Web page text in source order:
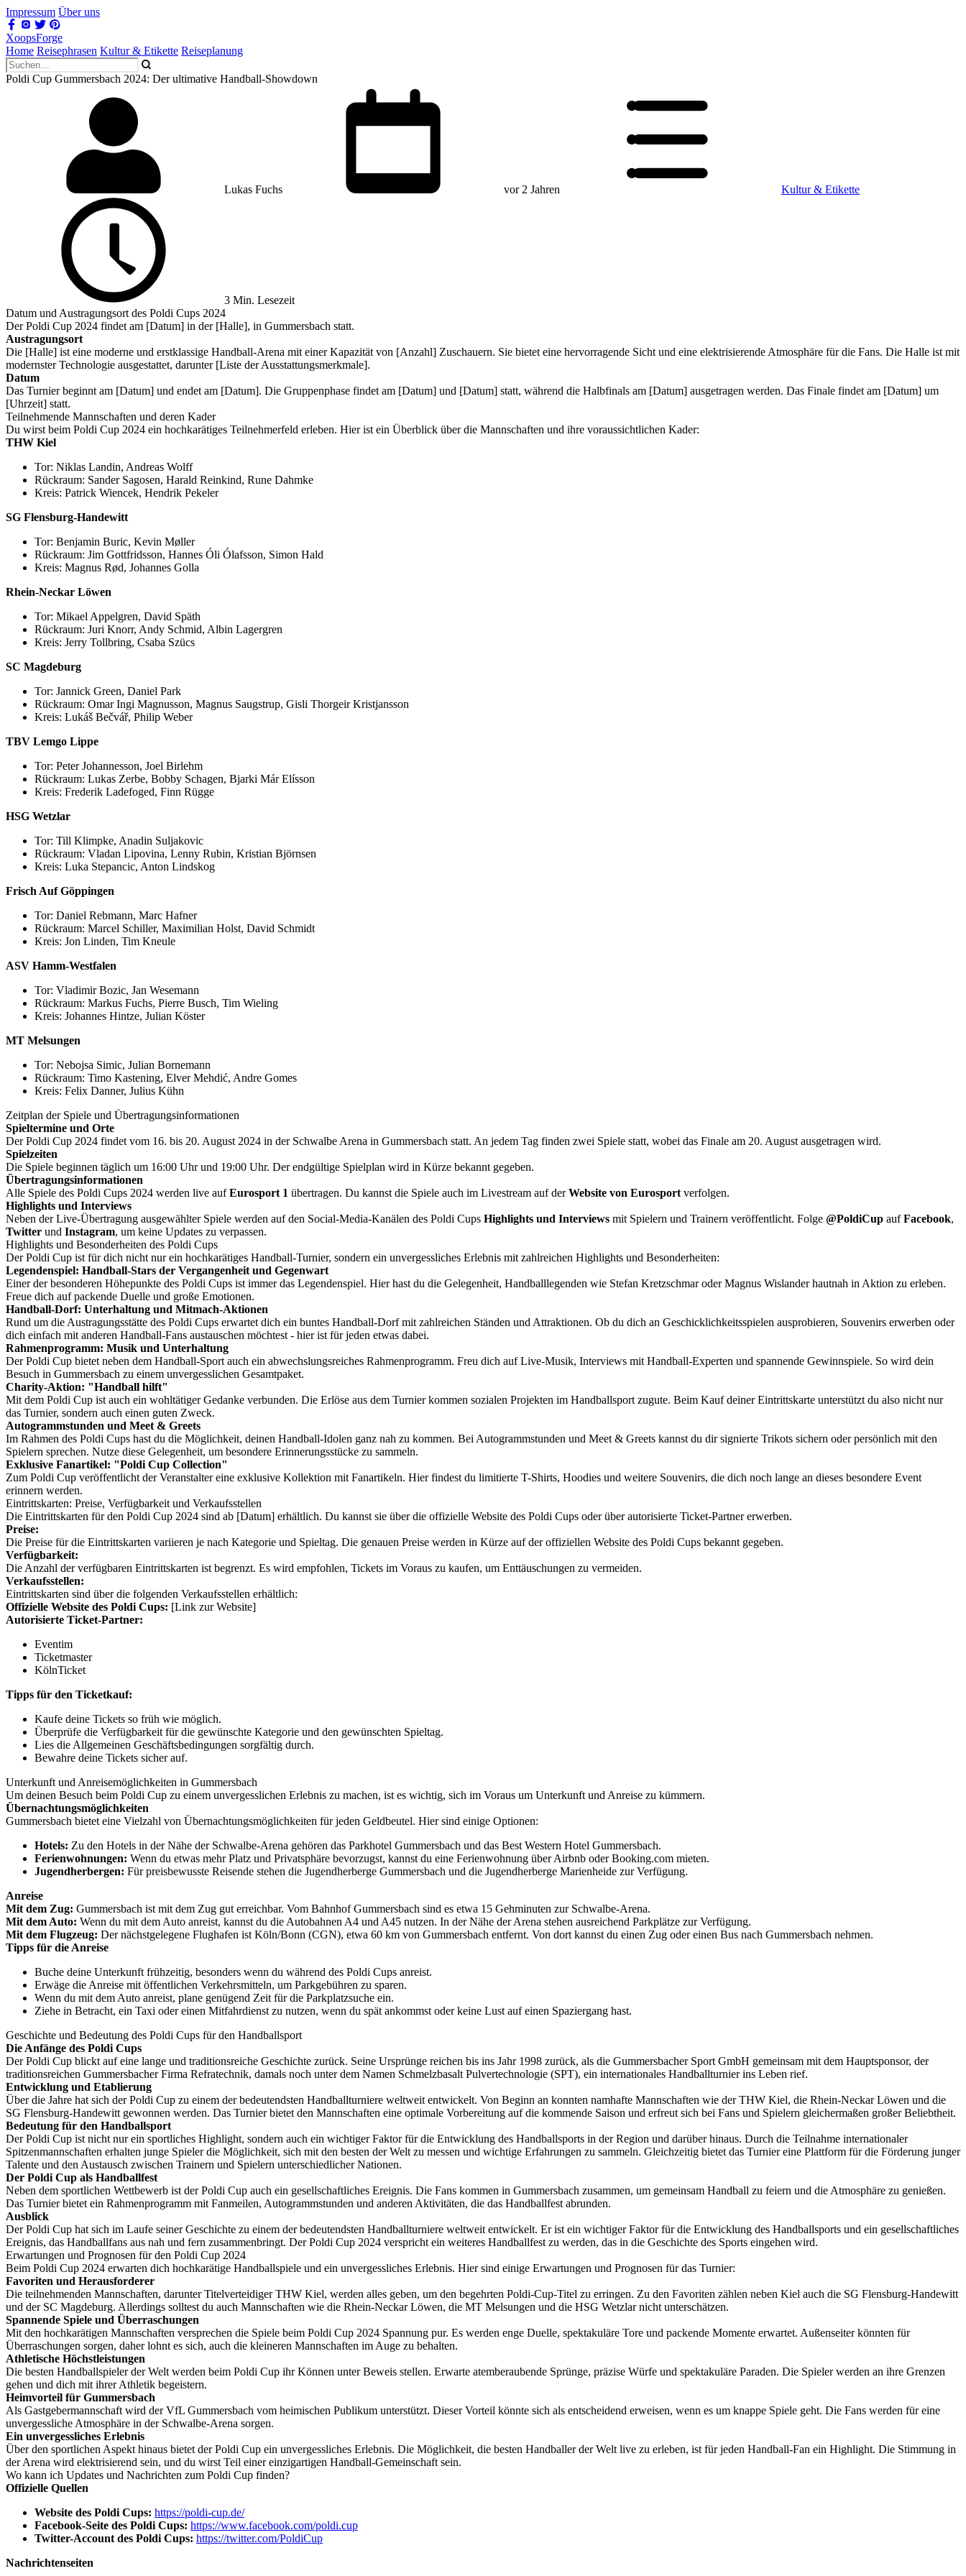
Impressum Über uns
XoopsForge
Home Reisephrasen Kultur & Etikette Reiseplanung
Poldi Cup Gummersbach 2024: Der ultimative Handball-Showdown
Lukas Fuchs vor 2 Jahren Kultur & Etikette
3 Min. Lesezeit
Datum und Austragungsort des Poldi Cups 2024
Der Poldi Cup 2024 findet am [Datum] in der [Halle], in Gummersbach statt.
Austragungsort
Die [Halle] ist eine moderne und erstklassige Handball-Arena mit einer Kapazität von [Anzahl] Zuschauern. Sie bietet eine hervorragende Sicht und eine elektrisierende Atmosphäre für die Fans. Die Halle ist mit
modernster Technologie ausgestattet, darunter [Liste der Ausstattungsmerkmale].
Datum
Das Turnier beginnt am [Datum] und endet am [Datum]. Die Gruppenphase findet am [Datum] und [Datum] statt, während die Halbfinals am [Datum] ausgetragen werden. Das Finale findet am [Datum] um
[Uhrzeit] statt.
Teilnehmende Mannschaften und deren Kader
Du wirst beim Poldi Cup 2024 ein hochkarätiges Teilnehmerfeld erleben. Hier ist ein Überblick über die Mannschaften und ihre voraussichtlichen Kader:
THW Kiel
Tor: Niklas Landin, Andreas Wolff
Rückraum: Sander Sagosen, Harald Reinkind, Rune Dahmke
Kreis: Patrick Wiencek, Hendrik Pekeler
SG Flensburg-Handewitt
Tor: Benjamin Buric, Kevin Møller
Rückraum: Jim Gottfridsson, Hannes Óli Ólafsson, Simon Hald
Kreis: Magnus Rød, Johannes Golla
Rhein-Neckar Löwen
Tor: Mikael Appelgren, David Späth
Rückraum: Juri Knorr, Andy Schmid, Albin Lagergren
Kreis: Jerry Tollbring, Csaba Szücs
SC Magdeburg
Tor: Jannick Green, Daniel Park
Rückraum: Omar Ingi Magnusson, Magnus Saugstrup, Gisli Thorgeir Kristjansson
Kreis: Lukáš Bečvář, Philip Weber
TBV Lemgo Lippe
Tor: Peter Johannesson, Joel Birlehm
Rückraum: Lukas Zerbe, Bobby Schagen, Bjarki Már Elísson
Kreis: Frederik Ladefoged, Finn Rügge
HSG Wetzlar
Tor: Till Klimpke, Anadin Suljakovic
Rückraum: Vladan Lipovina, Lenny Rubin, Kristian Björnsen
Kreis: Luka Stepancic, Anton Lindskog
Frisch Auf Göppingen
Tor: Daniel Rebmann, Marc Hafner
Rückraum: Marcel Schiller, Maximilian Holst, David Schmidt
Kreis: Jon Linden, Tim Kneule
ASV Hamm-Westfalen
Tor: Vladimir Bozic, Jan Wesemann
Rückraum: Markus Fuchs, Pierre Busch, Tim Wieling
Kreis: Johannes Hintze, Julian Köster
MT Melsungen
Tor: Nebojsa Simic, Julian Bornemann
Rückraum: Timo Kastening, Elver Mehdić, Andre Gomes
Kreis: Felix Danner, Julius Kühn
Zeitplan der Spiele und Übertragungsinformationen
Spieltermine und Orte
Der Poldi Cup 2024 findet vom 16. bis 20. August 2024 in der Schwalbe Arena in Gummersbach statt. An jedem Tag finden zwei Spiele statt, wobei das Finale am 20. August ausgetragen wird.
Spielzeiten
Die Spiele beginnen täglich um 16:00 Uhr und 19:00 Uhr. Der endgültige Spielplan wird in Kürze bekannt gegeben.
Übertragungsinformationen
Alle Spiele des Poldi Cups 2024 werden live aufEurosport 1 übertragen. Du kannst die Spiele auch im Livestream auf derWebsite von Eurosport verfolgen.
Highlights und Interviews
Neben der Live-Übertragung ausgewählter Spiele werden auf den Social-Media-Kanälen des Poldi Cups Highlights und Interviews mit Spielern und Trainern veröffentlicht. Folge @PoldiCup aufFacebook,
Twitter und Instagram, um keine Updates zu verpassen.
Highlights und Besonderheiten des Poldi Cups
Der Poldi Cup ist für dich nicht nur ein hochkarätiges Handball-Turnier, sondern ein unvergessliches Erlebnis mit zahlreichen Highlights und Besonderheiten:
Legendenspiel: Handball-Stars der Vergangenheit und Gegenwart
Einer der besonderen Höhepunkte des Poldi Cups ist immer das Legendenspiel. Hier hast du die Gelegenheit, Handballlegenden wie Stefan Kretzschmar oder Magnus Wislander hautnah in Aktion zu erleben.
Freue dich auf packende Duelle und große Emotionen.
Handball-Dorf: Unterhaltung und Mitmach-Aktionen
Rund um die Austragungsstätte des Poldi Cups erwartet dich ein buntes Handball-Dorf mit zahlreichen Ständen und Attraktionen. Ob du dich an Geschicklichkeitsspielen ausprobieren, Souvenirs erwerben oder
dich einfach mit anderen Handball-Fans austauschen möchtest - hier ist für jeden etwas dabei.
Rahmenprogramm: Musik und Unterhaltung
Der Poldi Cup bietet neben dem Handball-Sport auch ein abwechslungsreiches Rahmenprogramm. Freu dich auf Live-Musik, Interviews mit Handball-Experten und spannende Gewinnspiele. So wird dein
Besuch in Gummersbach zu einem unvergesslichen Gesamtpaket.
Charity-Aktion: "Handball hilft"
Mit dem Poldi Cup ist auch ein wohltätiger Gedanke verbunden. Die Erlöse aus dem Turnier kommen sozialen Projekten im Handballsport zugute. Beim Kauf deiner Eintrittskarte unterstützt du also nicht nur
das Turnier, sondern auch einen guten Zweck.
Autogrammstunden und Meet & Greets
Im Rahmen des Poldi Cups hast du die Möglichkeit, deinen Handball-Idolen ganz nah zu kommen. Bei Autogrammstunden und Meet & Greets kannst du dir signierte Trikots sichern oder persönlich mit den
Spielern sprechen. Nutze diese Gelegenheit, um besondere Erinnerungsstücke zu sammeln.
Exklusive Fanartikel: "Poldi Cup Collection"
Zum Poldi Cup veröffentlicht der Veranstalter eine exklusive Kollektion mit Fanartikeln. Hier findest du limitierte T-Shirts, Hoodies und weitere Souvenirs, die dich noch lange an dieses besondere Event
erinnern werden.
Eintrittskarten: Preise, Verfügbarkeit und Verkaufsstellen
Die Eintrittskarten für den Poldi Cup 2024 sind ab [Datum] erhältlich. Du kannst sie über die offizielle Website des Poldi Cups oder über autorisierte Ticket-Partner erwerben.
Preise:
Die Preise für die Eintrittskarten variieren je nach Kategorie und Spieltag. Die genauen Preise werden in Kürze auf der offiziellen Website des Poldi Cups bekannt gegeben.
Verfügbarkeit:
Die Anzahl der verfügbaren Eintrittskarten ist begrenzt. Es wird empfohlen, Tickets im Voraus zu kaufen, um Enttäuschungen zu vermeiden.
Verkaufsstellen:
Eintrittskarten sind über die folgenden Verkaufsstellen erhältlich:
Offizielle Website des Poldi Cups: [Link zur Website]
Autorisierte Ticket-Partner:
Eventim
Ticketmaster
KölnTicket
Tipps für den Ticketkauf:
Kaufe deine Tickets so früh wie möglich.
Überprüfe die Verfügbarkeit für die gewünschte Kategorie und den gewünschten Spieltag.
Lies die Allgemeinen Geschäftsbedingungen sorgfältig durch.
Bewahre deine Tickets sicher auf.
Unterkunft und Anreisemöglichkeiten in Gummersbach
Um deinen Besuch beim Poldi Cup zu einem unvergesslichen Erlebnis zu machen, ist es wichtig, sich im Voraus um Unterkunft und Anreise zu kümmern.
Übernachtungsmöglichkeiten
Gummersbach bietet eine Vielzahl von Übernachtungsmöglichkeiten für jeden Geldbeutel. Hier sind einige Optionen:
Hotels: Zu den Hotels in der Nähe der Schwalbe-Arena gehören das Parkhotel Gummersbach und das Best Western Hotel Gummersbach.
Ferienwohnungen: Wenn du etwas mehr Platz und Privatsphäre bevorzugst, kannst du eine Ferienwohnung über Airbnb oder Booking.com mieten.
Jugendherbergen: Für preisbewusste Reisende stehen die Jugendherberge Gummersbach und die Jugendherberge Marienheide zur Verfügung.
Anreise
Mit dem Zug: Gummersbach ist mit dem Zug gut erreichbar. Vom Bahnhof Gummersbach sind es etwa 15 Gehminuten zur Schwalbe-Arena.
Mit dem Auto: Wenn du mit dem Auto anreist, kannst du die Autobahnen A4 und A45 nutzen. In der Nähe der Arena stehen ausreichend Parkplätze zur Verfügung.
Mit dem Flugzeug: Der nächstgelegene Flughafen ist Köln/Bonn (CGN), etwa 60 km von Gummersbach entfernt. Von dort kannst du einen Zug oder einen Bus nach Gummersbach nehmen.
Tipps für die Anreise
Buche deine Unterkunft frühzeitig, besonders wenn du während des Poldi Cups anreist.
Erwäge die Anreise mit öffentlichen Verkehrsmitteln, um Parkgebühren zu sparen.
Wenn du mit dem Auto anreist, plane genügend Zeit für die Parkplatzsuche ein.
Ziehe in Betracht, ein Taxi oder einen Mitfahrdienst zu nutzen, wenn du spät ankommst oder keine Lust auf einen Spaziergang hast.
Geschichte und Bedeutung des Poldi Cups für den Handballsport
Die Anfänge des Poldi Cups
Der Poldi Cup blickt auf eine lange und traditionsreiche Geschichte zurück. Seine Ursprünge reichen bis ins Jahr 1998 zurück, als die Gummersbacher Sport GmbH gemeinsam mit dem Hauptsponsor, der
traditionsreichen Gummersbacher Firma Refratechnik, damals noch unter dem Namen Schmelzbasalt Pulvertechnologie (SPT), ein internationales Handballturnier ins Leben rief.
Entwicklung und Etablierung
Über die Jahre hat sich der Poldi Cup zu einem der bedeutendsten Handballturniere weltweit entwickelt. Von Beginn an konnten namhafte Mannschaften wie der THW Kiel, die Rhein-Neckar Löwen und die
SG Flensburg-Handewitt gewonnen werden. Das Turnier bietet den Mannschaften eine optimale Vorbereitung auf die kommende Saison und erfreut sich bei Fans und Spielern gleichermaßen großer Beliebtheit.
Bedeutung für den Handballsport
Der Poldi Cup ist nicht nur ein sportliches Highlight, sondern auch ein wichtiger Faktor für die Entwicklung des Handballsports in der Region und darüber hinaus. Durch die Teilnahme internationaler
Spitzenmannschaften erhalten junge Spieler die Möglichkeit, sich mit den besten der Welt zu messen und wichtige Erfahrungen zu sammeln. Gleichzeitig bietet das Turnier eine Plattform für die Förderung junger
Talente und den Austausch zwischen Trainern und Spielern unterschiedlicher Nationen.
Der Poldi Cup als Handballfest
Neben dem sportlichen Wettbewerb ist der Poldi Cup auch ein gesellschaftliches Ereignis. Die Fans kommen in Gummersbach zusammen, um gemeinsam Handball zu feiern und die Atmosphäre zu genießen.
Das Turnier bietet ein Rahmenprogramm mit Fanmeilen, Autogrammstunden und anderen Aktivitäten, die das Handballfest abrunden.
Ausblick
Der Poldi Cup hat sich im Laufe seiner Geschichte zu einem der bedeutendsten Handballturniere weltweit entwickelt. Er ist ein wichtiger Faktor für die Entwicklung des Handballsports und ein gesellschaftliches
Ereignis, das Handballfans aus nah und fern zusammenbringt. Der Poldi Cup 2024 verspricht ein weiteres Handballfest zu werden, das in die Geschichte des Sports eingehen wird.
Erwartungen und Prognosen für den Poldi Cup 2024
Beim Poldi Cup 2024 erwarten dich hochkarätige Handballspiele und ein unvergessliches Erlebnis. Hier sind einige Erwartungen und Prognosen für das Turnier:
Favoriten und Herausforderer
Die teilnehmenden Mannschaften, darunter Titelverteidiger THW Kiel, werden alles geben, um den begehrten Poldi-Cup-Titel zu erringen. Zu den Favoriten zählen neben Kiel auch die SG Flensburg-Handewitt
und der SC Magdeburg. Allerdings solltest du auch Mannschaften wie die Rhein-Neckar Löwen, die MT Melsungen und die HSG Wetzlar nicht unterschätzen.
Spannende Spiele und Überraschungen
Mit den hochkarätigen Mannschaften versprechen die Spiele beim Poldi Cup 2024 Spannung pur. Es werden enge Duelle, spektakuläre Tore und packende Momente erwartet. Außenseiter könnten für
Überraschungen sorgen, daher lohnt es sich, auch die kleineren Mannschaften im Auge zu behalten.
Athletische Höchstleistungen
Die besten Handballspieler der Welt werden beim Poldi Cup ihr Können unter Beweis stellen. Erwarte atemberaubende Sprünge, präzise Würfe und spektakuläre Paraden. Die Spieler werden an ihre Grenzen
gehen und dich mit ihrer Athletik begeistern.
Heimvorteil für Gummersbach
Als Gastgebermannschaft wird der VfL Gummersbach vom heimischen Publikum unterstützt. Dieser Vorteil könnte sich als entscheidend erweisen, wenn es um knappe Spiele geht. Die Fans werden für eine
unvergessliche Atmosphäre in der Schwalbe-Arena sorgen.
Ein unvergessliches Erlebnis
Über den sportlichen Aspekt hinaus bietet der Poldi Cup ein unvergessliches Erlebnis. Die Möglichkeit, die besten Handballer der Welt live zu erleben, ist für jeden Handball-Fan ein Highlight. Die Stimmung in
der Arena wird elektrisierend sein, und du wirst Teil einer einzigartigen Handball-Gemeinschaft sein.
Wo kann ich Updates und Nachrichten zum Poldi Cup finden?
Offizielle Quellen
Website des Poldi Cups: https://poldi-cup.de/
Facebook-Seite des Poldi Cups: https://www.facebook.com/poldi.cup
Twitter-Account des Poldi Cups: https://twitter.com/PoldiCup
Nachrichtenseiten